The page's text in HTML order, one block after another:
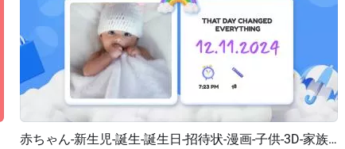
プレビュー AI再生成 赤ちゃん-新生児-誕生-誕生日-招待状-漫画-子供-3D-家族-コラージュ-スライドショー